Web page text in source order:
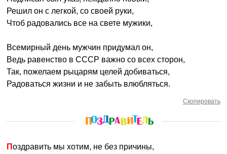
Решил он с легкой, со своей руки,
Чтоб радовались все на свете мужики,
Всемирный день мужчин придумал он,
Ведь равенство в СССР важно со всех сторон,
Так, пожелаем рыцарям целей добиваться,
Радоваться жизни и не забыть влюбляться.
Скопировать
Поздравить мы хотим, не без причины,